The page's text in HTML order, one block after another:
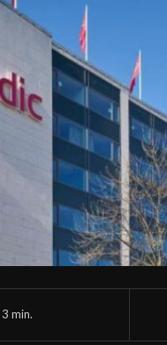
3 min.